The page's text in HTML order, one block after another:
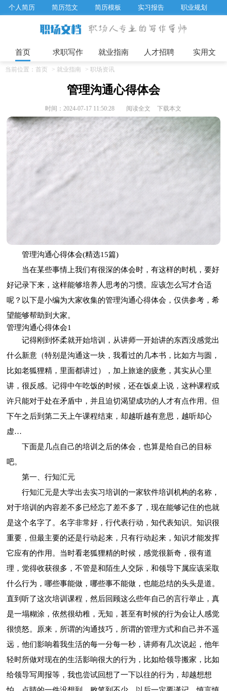
个人简历 简历范文 简历模板 实习报告
职业规划
求职面试题目
招聘选拔 企业文化
工作计划
首页 求职写作 就业指南 人才招聘 实用文
当前位置： 首页 > 就业指南 > 职场资讯
管理沟通心得体会
时间：2024-07-17 11:50:28 阅读全文 下载本文
管理沟通心得体会(精选15篇)
当在某些事情上我们有很深的体会时，有这样的时机，要好
好记录下来，这样能够培养人思考的习惯。应该怎么写才合适
呢？以下是小编为大家收集的管理沟通心得体会，仅供参考，希
望能够帮助到大家。
管理沟通心得体会1
记得刚到怀柔就开始培训，从讲师一开始讲的东西没感觉出
什么新意（特别是沟通这一块，我看过的几本书，比如方与圆，
比如老狐狸精，里面都讲过），加上旅途的疲惫，其实从心里
讲，很反感。记得中午吃饭的时候，还在饭桌上说，这种课程或
许只能对于处在矛盾中，并且迫切渴望成功的人才有点作用。但
下午之后到第二天上午课程结束，却越听越有意思，越听却心
虚…
下面是几点自己的培训之后的体会，也算是给自己的目标
吧。
第一、行知汇元
行知汇元是大学出去实习培训的一家软件培训机构的名称，
对于培训的内容差不多已经忘了差不多了，现在能够记住的也就
是这个名字了。名字非常好，行代表行动，知代表知识。知识很
重要，但最主要的还是行动起来，只有行动起来，知识才能发挥
它应有的作用。当时看老狐狸精的时候，感觉很新奇，很有道
理，觉得收获很多，不管是和陌生人交际，和领导下属应该采取
什么行为，哪些事能做，哪些事不能做，也能总结的头头是道。
直到听了这次培训课程，然后回顾这么些年自己的言行举止，真
是一塌糊涂，依然很幼稚，无知，甚至有时候的行为会让人感觉
很愤怒。原来，所谓的沟通技巧，所谓的管理方式和自己并不遥
远，他们影响着我生活的每一分每一秒，讲师有几次说起，他年
轻时所做对现在的生活影响很大的行为，比如给领导搬家，比如
给领导写周报等，我也尝试回想了一下以往的行为，却越想想